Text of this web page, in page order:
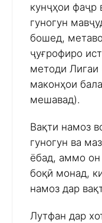
кунҷҳои фаҷр
гуногун
бошед,
ҷуғрофиро
методи
маконҳои
мешавад).
Вақти намоз
гуногун ва
ёбад, аммо он
боқӣ монад,
намоз дар
Лутфан дар